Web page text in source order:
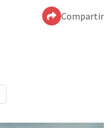
Compartir